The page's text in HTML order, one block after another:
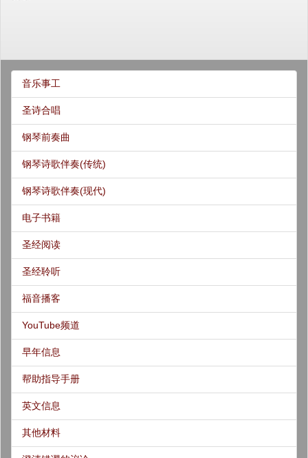
音乐事工
圣诗合唱
钢琴前奏曲
钢琴诗歌伴奏(传统)
钢琴诗歌伴奏(现代)
电子书籍
圣经阅读
圣经聆听
福音播客
YouTube频道
早年信息
帮助指导手册
英文信息
其他材料